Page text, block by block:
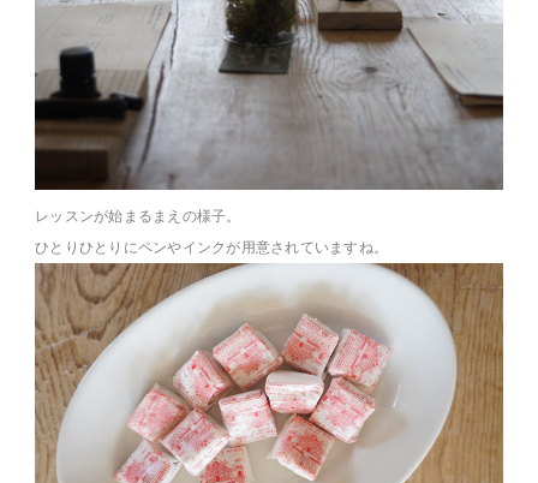
レッスンが始まるまえの様子。
ひとりひとりにペンやインクが用意されていますね。